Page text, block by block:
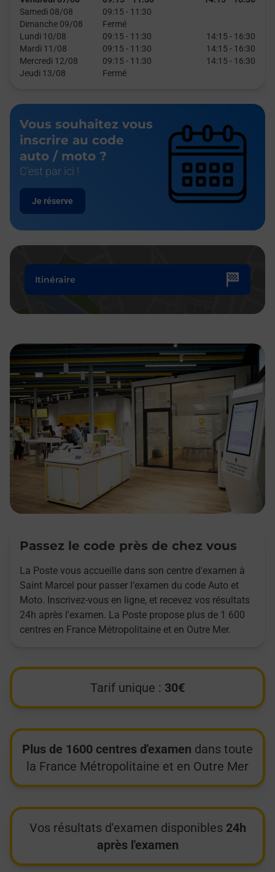
Samedi 08/08
09:15 - 11:30
Dimanche 09/08
Fermé
Lundi 10/08
09:15 - 11:30 14:15 - 16:30
Mardi 11/08
09:15 - 11:30 14:15 - 16:30
Mercredi 12/08
09:15 - 11:30 14:15 - 16:30
Jeudi 13/08
Fermé
Vous souhaitez vous
inscrire au code
auto / moto ?
C'est par ici !
Je réserve
Itinéraire
Passez le code près de chez vous
La Poste vous accueille dans son centre d'examen à
Saint Marcel pour passer l’examen du code Auto et
Moto. Inscrivez-vous en ligne, et recevez vos résultats
24h après l'examen. La Poste propose plus de 1 600
centres en France Métropolitaine et en Outre Mer.
Tarif unique : 30€
Plus de 1600 centres d'examen dans toute
la France Métropolitaine et en Outre Mer
Vos résultats d'examen disponibles 24h
après l'examen